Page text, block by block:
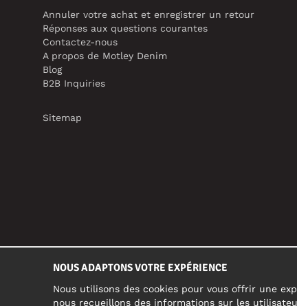
Annuler votre achat et enregistrer un retour
Réponses aux questions courantes
Contactez-nous
A propos de Motley Denim
Blog
B2B Inquiries
Sitemap
NOUS ADAPTONS VOTRE EXPÉRIENCE
Nous utilisons des cookies pour vous offrir une
nous recueillons des informations sur les